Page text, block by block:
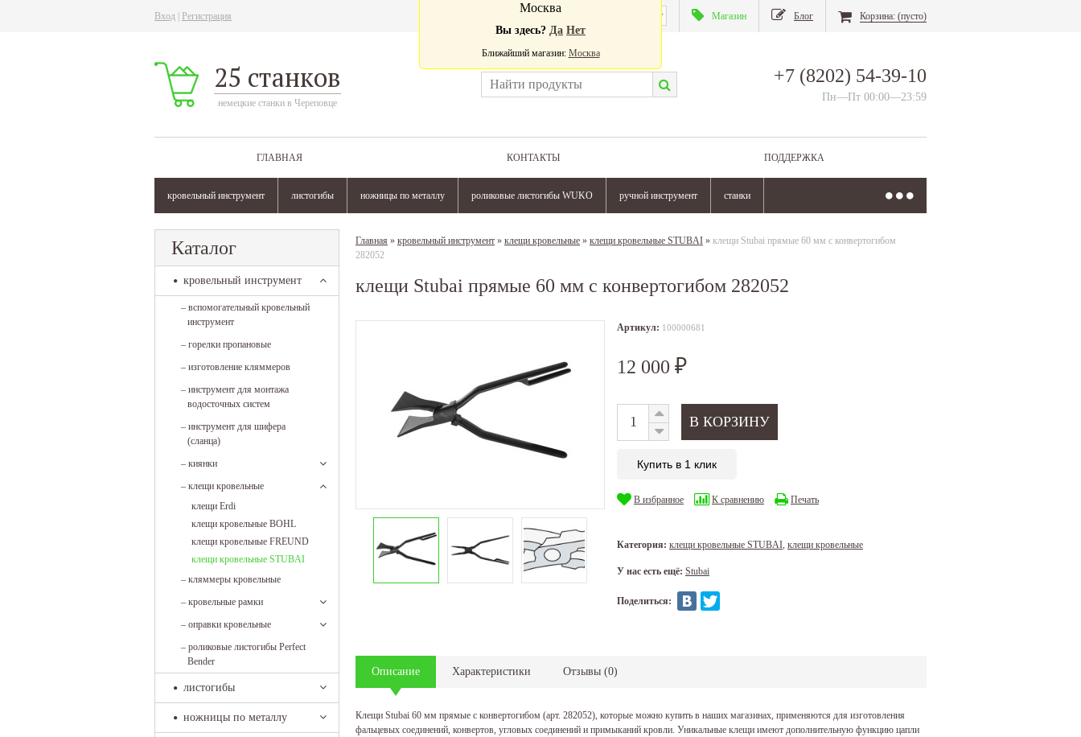
Вход Регистрация Магазин Блог Корзина: (пусто)
25 станков
немецкие станки в Череповце
+7 (8202) 54-39-10
Пн—Пт 00:00—23:59
ГЛАВНАЯ КОНТАКТЫ ПОДДЕРЖКА
кровельный инструмент листогибы ножницы по металлу роликовые листогибы WUKO ручной инструмент станки
Москва
Вы здесь? Да Нет
Ближайший магазин: Москва
Каталог
кровельный инструмент
– вспомогательный кровельный
инструмент
– горелки пропановые
– изготовление кляммеров
– инструмент для монтажа
водосточных систем
– инструмент для шифера
(сланца)
– киянки
– клещи кровельные
клещи Erdi
клещи кровельные BOHL
клещи кровельные FREUND
клещи кровельные STUBAI
– кляммеры кровельные
– кровельные рамки
– оправки кровельные
– роликовые листогибы Perfect
Bender
листогибы
ножницы по металлу
Главная » кровельный инструмент » клещи кровельные » клещи кровельные STUBAI » клещи Stubai прямые 60 мм с конвертогибом
282052
клещи Stubai прямые 60 мм с конвертогибом 282052
Артикул: 100000681
12 000 ₽
Купить в 1 клик
В избранное К сравнению Печать
Категория: клещи кровельные STUBAI клещи кровельные
У нас есть ещё: Stubai
Поделиться:
Описание Характеристики Отзывы (0)
Клещи Stubai 60 мм прямые с конвертогибом (арт. 282052), которые можно купить в наших магазинах, применяются для изготовления
фальцевых соединений, конвертов, угловых соединений и примыканий кровли. Уникальные клещи имеют дополнительную функцию цапли